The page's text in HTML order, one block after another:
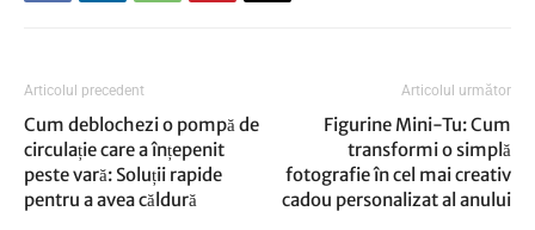
Articolul precedent
Cum deblochezi o pompă de
circulație care a înțepenit
peste vară: Soluții rapide
pentru a avea căldură
Articolul următor
Figurine Mini-Tu: Cum
transformi o simplă
fotografie în cel mai creativ
cadou personalizat al anului